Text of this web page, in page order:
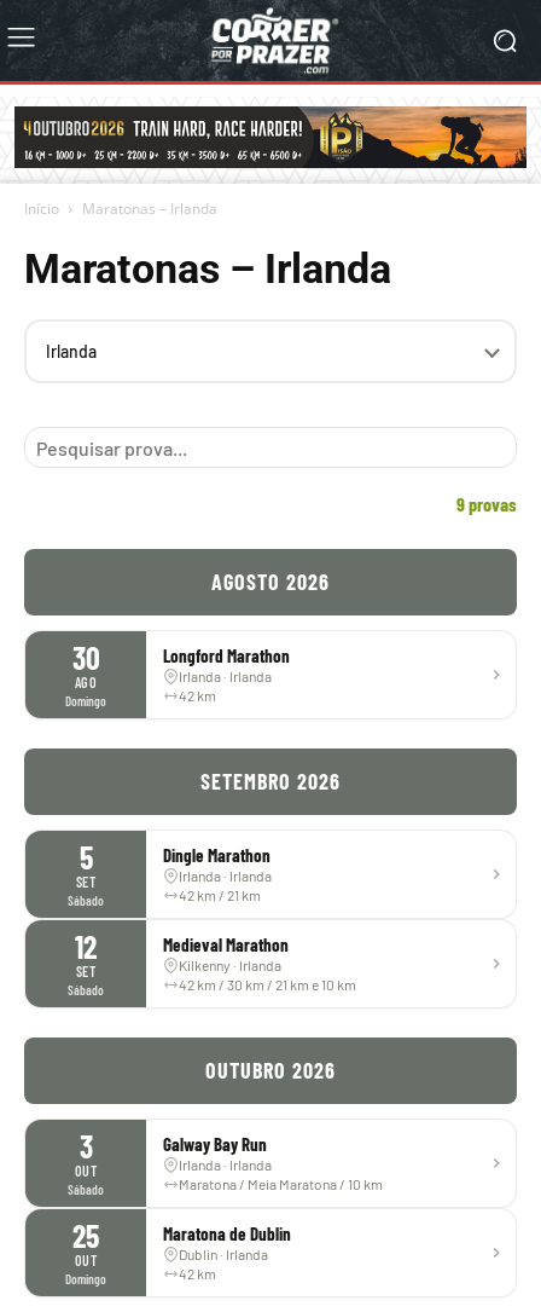
Início Maratonas – Irlanda
Maratonas – Irlanda
9 provas
AGOSTO 2026
30
AGO
Domingo
Longford Marathon
Irlanda · Irlanda
42 km
SETEMBRO 2026
5
SET
Sábado
Dingle Marathon
Irlanda · Irlanda
42 km / 21 km
12
SET
Sábado
Medieval Marathon
Kilkenny · Irlanda
42 km / 30 km / 21 km e 10 km
OUTUBRO 2026
3
OUT
Sábado
Galway Bay Run
Irlanda · Irlanda
Maratona / Meia Maratona / 10 km
25
OUT
Domingo
Maratona de Dublin
Dublin · Irlanda
42 km